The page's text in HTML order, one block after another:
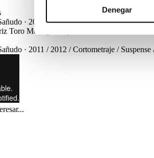
Denegar
· 2011 / 2012 / Cortometraje /
Toro Montaje
· 2011 / 2012 / Cortometraje /